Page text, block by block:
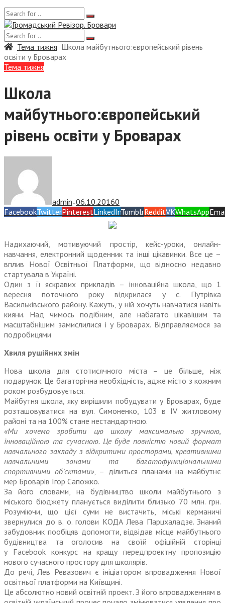
Тема тижня Школа майбутнього:європейський рівень
освіти у Броварах
Тема тижня
Школа
майбутнього:європейський
рівень освіти у Броварах
admin —06.10.20160
FacebookTwitterPinterestLinkedInTumblrRedditVKWhatsApp
Надихаючий, мотивуючий простір, кейс-уроки, онлайн-
навчання, елект­ронний щоденник та інші цікавинки. Все це –
вплив Нової Освітньої Платформи, що відносно недавно
стартувала в Україні.
Один з її яскравих прикладів – інноваційна школа, що 1
вересня поточного року відкрилася у с. Путрівка
Васильківського району. Кажуть, у ній хочуть навчатися навіть
кияни. Над чимось подібним, але набагато цікавішим та
масштабнішим замислилися і у Броварах. Відправляємося за
подробицями
Хвиля рушійних змін
Нова школа для стотисячного міста – це більше, ніж
подарунок. Це багаторічна необхідність, адже місто з кожним
роком розбудовується.
Майбутня школа, яку вирішили побудувати у Броварах, буде
розташовуватися на вул. Симоненко, 103 в ІV житловому
районі та на 100% стане нестандартною.
«Ми хочемо зробити цю школу максимально зручною,
інноваційною та сучасною. Це буде повністю новий формат
навчального закладу з відкритими просторами, креативними
навчальними зонами та багатофункціональними
спортивними об’єктами», – ділиться планами на майбутнє
мер Броварів Ігор Сапожко.
За його словами, на будівництво школи майбутнього з
міського бюджету планується виділити близько 70 млн. грн.
Розуміючи, що цієї суми не вистачить, міські керманичі
звернулися до в. о. голови КОДА Лева Парцхаладзе. Знаний
забудовник пообіцяв допомогти, відвідав місце майбутнього
будівництва та оголосив на своїй офіційній сторінці
у Facebook конкурс на кращу передпроектну пропозицію
нового сучасного простору для школярів.
До речі, Лев Ревазович є ініціатором впровадження Нової
освітньої платформи на Київщині.
Це абсолютно новий освітній проект. З його впровадженням в